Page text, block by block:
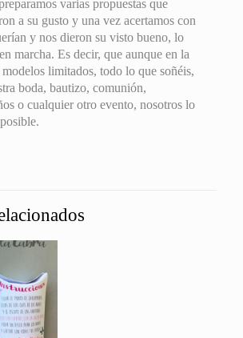
varias propuestas que
a su gusto y una vez acertamos con
y nos dieron su visto bueno, lo
marcha. Es decir, que aunque en la
limitados, todo lo que soñéis,
boda, bautizo, comunión,
o cualquier otro evento, nosotros lo